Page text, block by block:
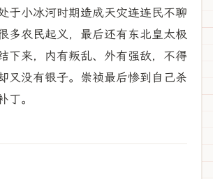
于小冰河时期造成天灾连连民不聊
多农民起义，最后还有东北皇太极
下来，内有叛乱、外有强敌，不得
又没有银子。崇祯最后惨到自己杀
丁。